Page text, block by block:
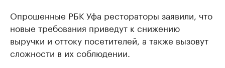
Опрошенные РБК Уфа рестораторы заявили, что
новые требования приведут к снижению
выручки и оттоку посетителей, а также вызовут
сложности в их соблюдении.